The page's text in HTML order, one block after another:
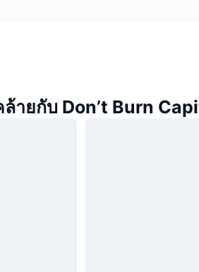
ายกับ Don’t Burn